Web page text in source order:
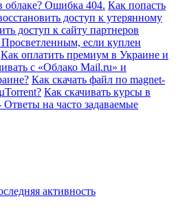
облаке? Ошибка 404. Как попасть
доступ к утерянному
доступ к сайту партнеров
Просветленным, если куплен
Как оплатить премиум в Украине и
с «Облако Mail.ru» и
Как скачать файл по magnet-
Как скачивать курсы в
Ответы на часто задаваемые
активность